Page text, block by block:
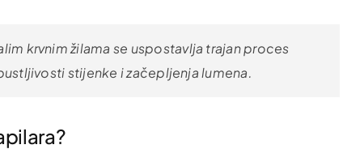
krvnim žilama se uspostavlja trajan proces
stijenke i začepljenja lumena.